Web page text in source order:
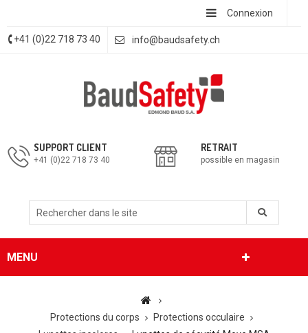
Connexion
+41 (0)22 718 73 40 info@baudsafety.ch
SUPPORT CLIENT
+41 (0)22 718 73 40
RETRAIT
possible en magasin
MENU
Protections du corps
Protections occulaire